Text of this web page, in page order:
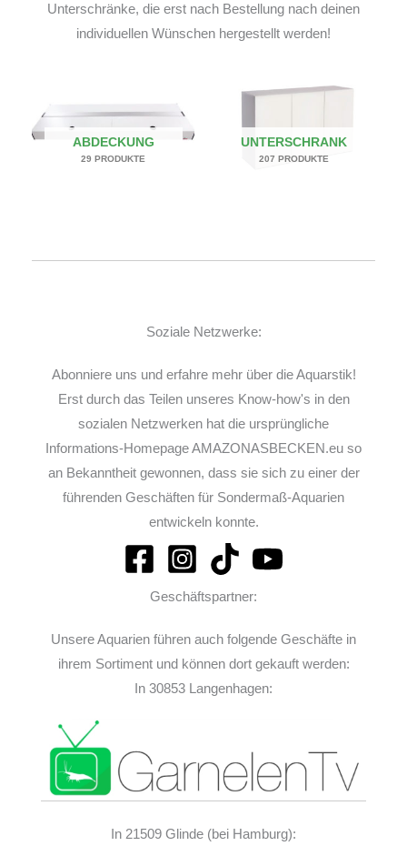
Unterschränke, die erst nach Bestellung nach deinen
individuellen Wünschen hergestellt werden!
ABDECKUNG
29 PRODUKTE
UNTERSCHRANK
207 PRODUKTE
Soziale Netzwerke:
Abonniere uns und erfahre mehr über die Aquarstik!
Erst durch das Teilen unseres Know-how's in den
sozialen Netzwerken hat die ursprüngliche
Informations-Homepage AMAZONASBECKEN.eu so
an Bekanntheit gewonnen, dass sie sich zu einer der
führenden Geschäften für Sondermaß-Aquarien
entwickeln konnte.
Geschäftspartner:
Unsere Aquarien führen auch folgende Geschäfte in
ihrem Sortiment und können dort gekauft werden:
In 30853 Langenhagen:
In 21509 Glinde (bei Hamburg):